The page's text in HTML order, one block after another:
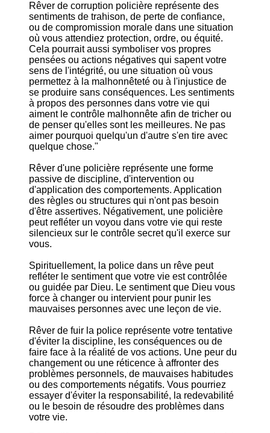
Rêver de corruption policière représente des
sentiments de trahison, de perte de confiance,
ou de compromission morale dans une situation
où vous attendiez protection, ordre, ou équité.
Cela pourrait aussi symboliser vos propres
pensées ou actions négatives qui sapent votre
sens de l'intégrité, ou une situation où vous
permettez à la malhonnêteté ou à l'injustice de
se produire sans conséquences. Les sentiments
à propos des personnes dans votre vie qui
aiment le contrôle malhonnête afin de tricher ou
de penser qu'elles sont les meilleures. Ne pas
aimer pourquoi quelqu'un d'autre s'en tire avec
quelque chose."
Rêver d'une policière représente une forme
passive de discipline, d'intervention ou
d'application des comportements. Application
des règles ou structures qui n'ont pas besoin
d'être assertives. Négativement, une policière
peut refléter un voyou dans votre vie qui reste
silencieux sur le contrôle secret qu'il exerce sur
vous.
Spirituellement, la police dans un rêve peut
refléter le sentiment que votre vie est contrôlée
ou guidée par Dieu. Le sentiment que Dieu vous
force à changer ou intervient pour punir les
mauvaises personnes avec une leçon de vie.
Rêver de fuir la police représente votre tentative
d'éviter la discipline, les conséquences ou de
faire face à la réalité de vos actions. Une peur du
changement ou une réticence à affronter des
problèmes personnels, de mauvaises habitudes
ou des comportements négatifs. Vous pourriez
essayer d'éviter la responsabilité, la redevabilité
ou le besoin de résoudre des problèmes dans
votre vie.